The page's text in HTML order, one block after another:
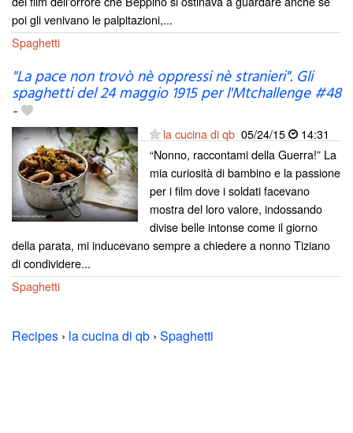
poi gli venivano le palpitazioni,...
Spaghetti
"La pace non trovò nè oppressi nè stranieri". Gli
spaghetti del 24 maggio 1915 per l'Mtchallenge #48
-
la cucina di qb 05/24/15
14:31
“Nonno, raccontami della Guerra!” La
mia curiosità di bambino e la passione
per i film dove i soldati facevano
mostra del loro valore, indossando
divise belle intonse come il giorno
della parata, mi inducevano sempre a chiedere a nonno Tiziano
di condividere...
Spaghetti
Recipes › la cucina di qb › Spaghetti